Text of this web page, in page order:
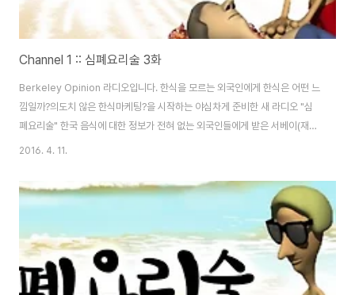
Channel 1 :: 심폐요리술 3화
Berkeley Opinion 라디오입니다. 한식을 모르는 외국인에게 한식은 어떤 느
낌일까?의도치 않은 한식마케팅?을 시작하는 야심차게 준비한 새 라디오 "심
폐요리술" 한국 음식에 대한 정보가 전혀 없는 외국인들에게 받은 서베이(재
료)만으로 DJ들이 요리를 하고 평가해보는 본격 사운드 쿠킹방송!많이 기대해
을 사용합니다. 컨텐츠는 심폐요리술3화 입니다) 전체재료 서윤 DJ 재료소고
기 목심. 떡국 떡. 양파. 버섯. 대파. 죽순. 빨간 피망. 초록 피망. 고추. 오뎅 간장.
굴소스. 다진 마늘. 후추. 고춧가루. 설탕. 피쉬 소스. 참기름. GO떡 – 서윤DJ
완성작 1. 야채와 고기를 떡 사이즈와 비슷하게 깍둑썰기 한다.2. 오..
2016. 4. 11.